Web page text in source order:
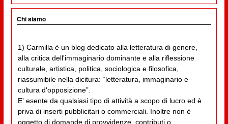
Chi siamo
1) Carmilla è un blog dedicato alla letteratura di genere,
alla critica dell'immaginario dominante e alla riflessione
culturale, artistica, politica, sociologica e filosofica,
riassumibile nella dicitura: “letteratura, immaginario e
cultura d'opposizione”.
E' esente da qualsiasi tipo di attività a scopo di lucro ed è
priva di inserti pubblicitari o commerciali. Inoltre non è
oggetto di domande di provvidenze, contributi o